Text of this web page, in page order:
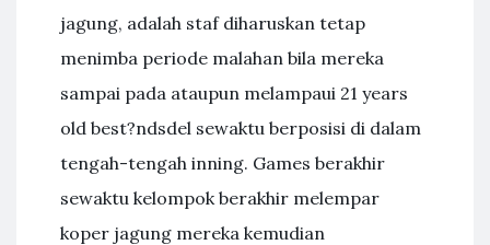
jagung, adalah staf diharuskan tetap
menimba periode malahan bila mereka
sampai pada ataupun melampaui 21 years
old best?ndsdel sewaktu berposisi di dalam
tengah-tengah inning. Games berakhir
sewaktu kelompok berakhir melempar
koper jagung mereka kemudian